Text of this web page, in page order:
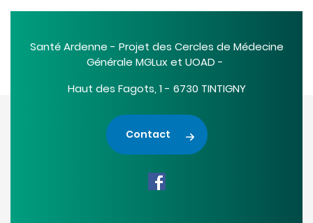
Santé Ardenne - Projet des Cercles de Médecine
Générale MGLux et UOAD -
Haut des Fagots, 1 - 6730 TINTIGNY
Contact